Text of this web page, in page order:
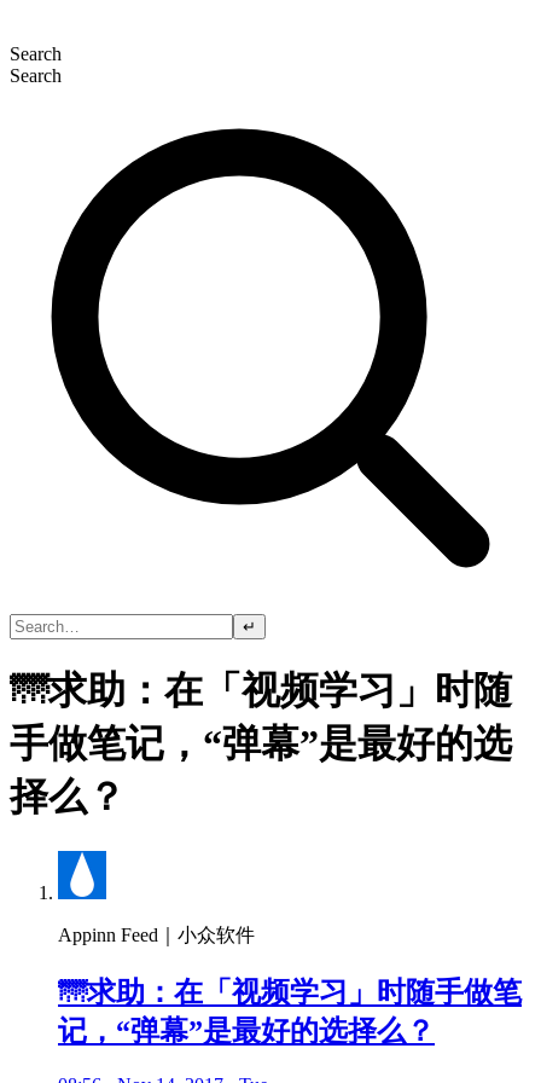
Search
Search
↵
🌁求助：在「视频学习」时随
手做笔记，“弹幕”是最好的选
择么？
Appinn Feed｜小众软件
🌁求助：在「视频学习」时随手做笔
记，“弹幕”是最好的选择么？